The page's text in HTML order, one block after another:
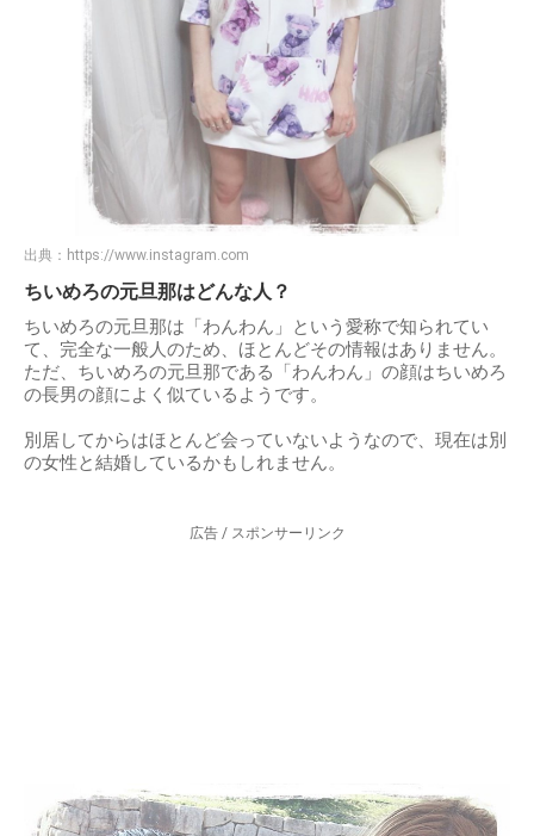
出典： https://www.instagram.com
ちいめろの元旦那はどんな人？
ちいめろの元旦那は「わんわん」という愛称で知られてい
て、完全な一般人のため、ほとんどその情報はありません。
ただ、ちいめろの元旦那である「わんわん」の顔はちいめろ
の長男の顔によく似ているようです。
別居してからはほとんど会っていないようなので、現在は別
の女性と結婚しているかもしれません。
広告 / スポンサーリンク